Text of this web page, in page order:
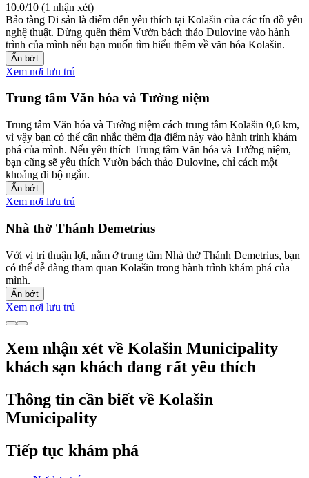
10.0/10 (1 nhận xét)
Bảo tàng Di sản là điểm đến yêu thích tại Kolašin của các tín đồ yêu
nghệ thuật. Đừng quên thêm Vườn bách thảo Dulovine vào hành
trình của mình nếu bạn muốn tìm hiểu thêm về văn hóa Kolašin.
Ẩn bớt
Xem nơi lưu trú
Trung tâm Văn hóa và Tưởng niệm
Trung tâm Văn hóa và Tưởng niệm cách trung tâm Kolašin 0,6 km,
vì vậy bạn có thể cân nhắc thêm địa điểm này vào hành trình khám
phá của mình. Nếu yêu thích Trung tâm Văn hóa và Tưởng niệm,
bạn cũng sẽ yêu thích Vườn bách thảo Dulovine, chỉ cách một
khoảng đi bộ ngắn.
Ẩn bớt
Xem nơi lưu trú
Nhà thờ Thánh Demetrius
Với vị trí thuận lợi, nằm ở trung tâm Nhà thờ Thánh Demetrius, bạn
có thể dễ dàng tham quan Kolašin trong hành trình khám phá của
mình.
Ẩn bớt
Xem nơi lưu trú
Xem nhận xét về Kolašin Municipality
khách sạn khách đang rất yêu thích
Thông tin cần biết về Kolašin
Municipality
Tiếp tục khám phá